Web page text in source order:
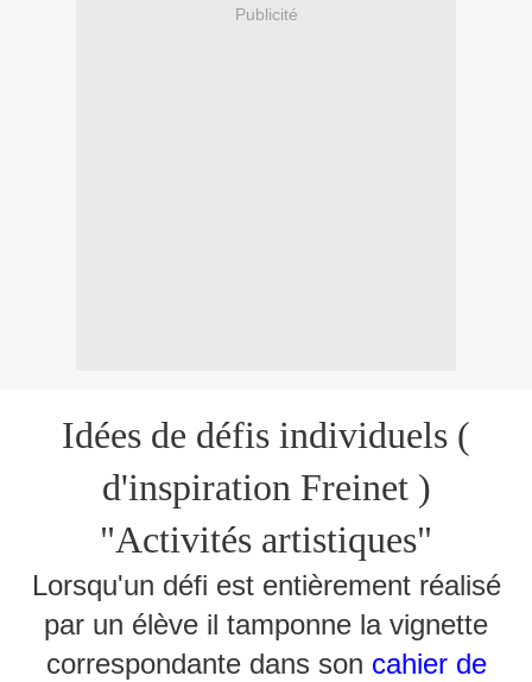
Publicité
Idées de défis individuels (
d'inspiration Freinet )
"Activités artistiques"
Lorsqu'un défi est entièrement réalisé
par un élève il tamponne la vignette
correspondante dans son cahier de